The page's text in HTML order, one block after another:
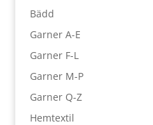
Bädd
Garner A-E
Garner F-L
Garner M-P
Garner Q-Z
Hemtextil